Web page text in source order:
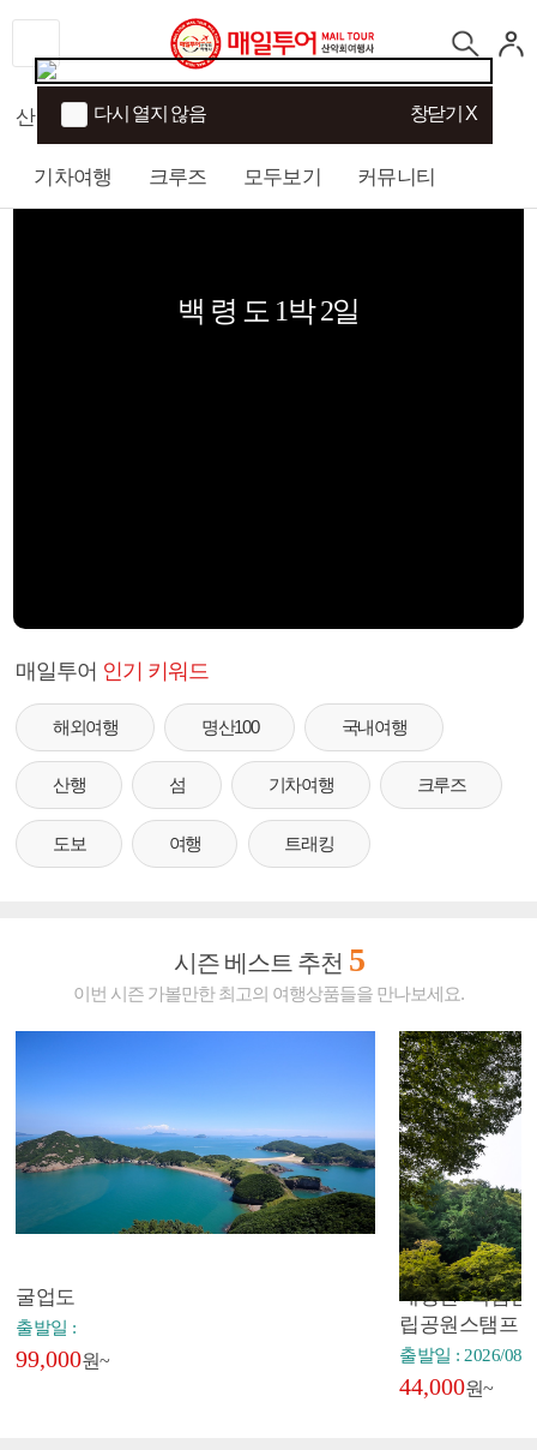
산행 섬/트래킹
기차여행 크루즈 모두보기 커뮤니티
백 령 도 1박 2일
매일투어 인기 키워드
해외여행 명산100 국내여행
산행 섬 기차여행 크루즈
도보 여행 트래킹
시즌 베스트 추천 5
이번 시즌 가볼만한 최고의 여행상품들을 만나보세요.
굴업도
출발일 :
99,000원~
내장산+백암산
립공원스탬프
출발일 : 2026/08/
44,000원~
다시 열지 않음 창닫기 X